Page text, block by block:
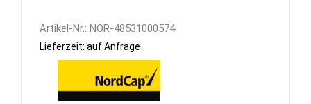
Artikel-Nr.: NOR-48531000574
Lieferzeit: auf Anfrage